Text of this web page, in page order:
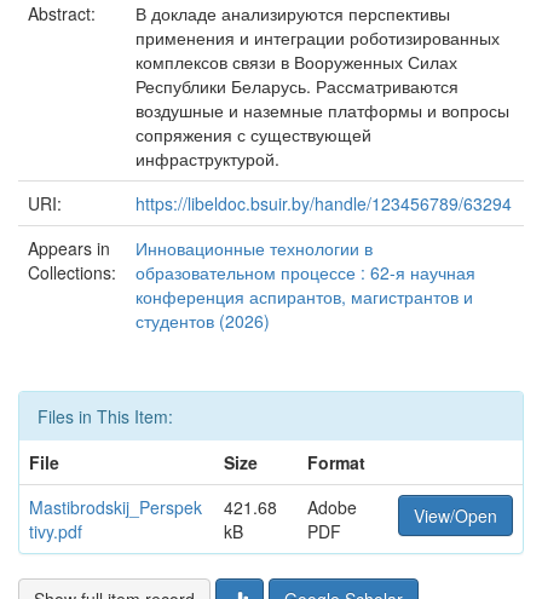
Abstract:
В докладе анализируются перспективы
применения и интеграции роботизированных
комплексов связи в Вооруженных Силах
Республики Беларусь. Рассматриваются
воздушные и наземные платформы и вопросы
сопряжения с существующей
инфраструктурой.
URI:
https://libeldoc.bsuir.by/handle/123456789/63294
Appears in
Collections:
Инновационные технологии в
образовательном процессе : 62-я научная
конференция аспирантов, магистрантов и
студентов (2026)
Files in This Item:
File
Size
Format
Mastibrodskij_Perspek
tivy.pdf
421.68
kB
Adobe
PDF
View/Open